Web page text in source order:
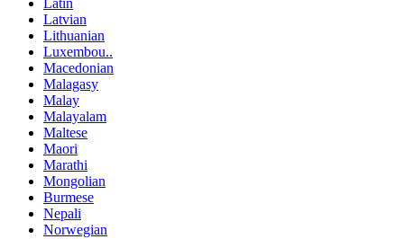
Latin
Latvian
Lithuanian
Luxembou..
Macedonian
Malagasy
Malay
Malayalam
Maltese
Maori
Marathi
Mongolian
Burmese
Nepali
Norwegian